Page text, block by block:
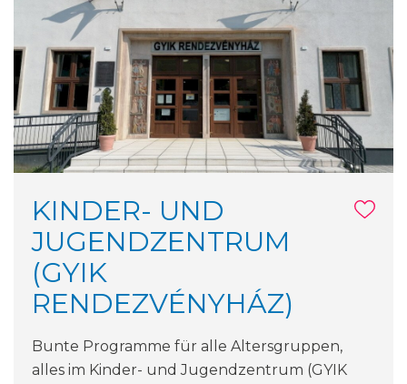
KINDER- UND
JUGENDZENTRUM
(GYIK
RENDEZVÉNYHÁZ)
Bunte Programme für alle Altersgruppen,
alles im Kinder- und Jugendzentrum (GYIK